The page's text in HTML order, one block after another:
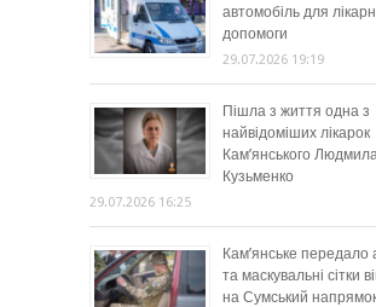
автомобіль для
допомоги
29.07.2026 19:19
Пішла з життя одна з
найвідоміших лікарок
Кам’янського
Кузьменко
29.07.2026 16:25
Кам’янське передало
та маскувальні сітки
на Сумський